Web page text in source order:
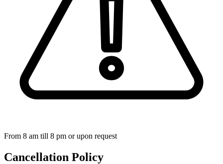
From 8 am till 8 pm or upon request
Cancellation Policy